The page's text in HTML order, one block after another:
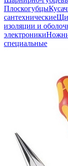
Плоскогубцы
сантехнические
изоляции и
электроники
специальные